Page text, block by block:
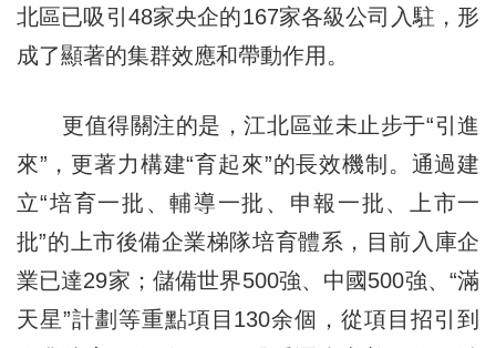
北區已吸引48家央企的167家各級公司入駐，形
成了顯著的集群效應和帶動作用。
更值得關注的是，江北區並未止步于“引進
來”，更著力構建“育起來”的長效機制。通過建
立“培育一批、輔導一批、申報一批、上市一
批”的上市後備企業梯隊培育體系，目前入庫企
業已達29家；儲備世界500強、中國500強、“滿
天星”計劃等重點項目130余個，從項目招引到